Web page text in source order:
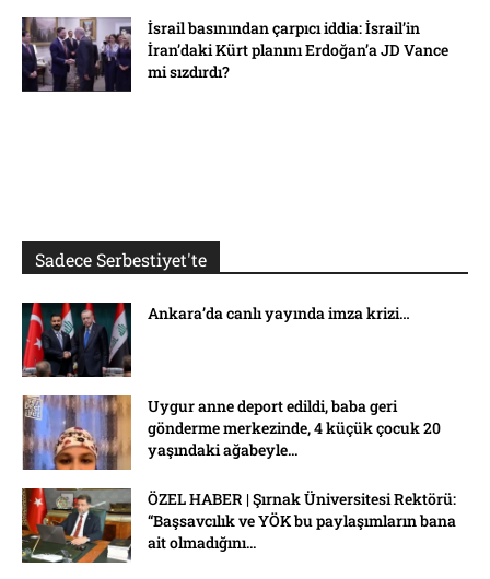
İsrail basınından çarpıcı iddia: İsrail’in
İran’daki Kürt planını Erdoğan’a JD Vance
mi sızdırdı?
Sadece Serbestiyet'te
Ankara’da canlı yayında imza krizi…
Uygur anne deport edildi, baba geri
gönderme merkezinde, 4 küçük çocuk 20
yaşındaki ağabeyle...
ÖZEL HABER | Şırnak Üniversitesi Rektörü:
“Başsavcılık ve YÖK bu paylaşımların bana
ait olmadığını...